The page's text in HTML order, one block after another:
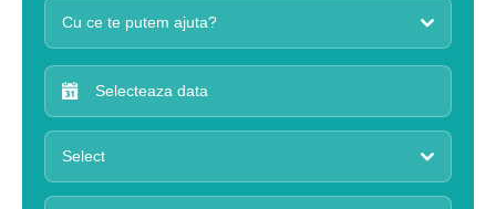
Cu ce te putem ajuta?
Select